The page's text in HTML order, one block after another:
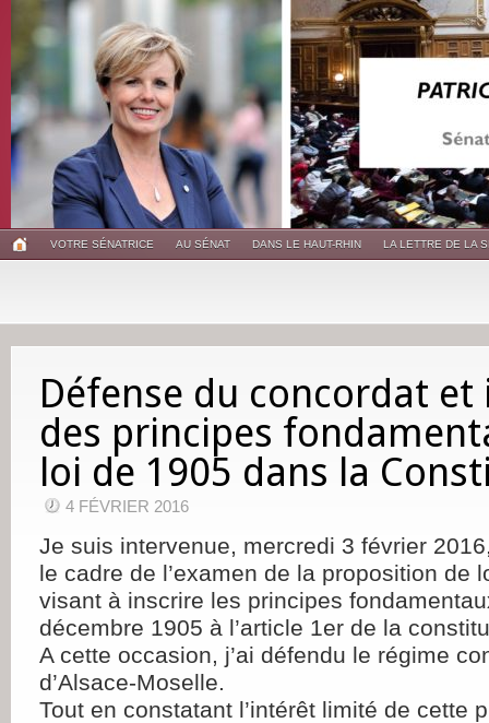
VOTRE SÉNATRICE AU SÉNAT DANS LE HAUT-RHIN LA LETTRE DE LA
Défense du concordat
des principes
loi de 1905 dans la
4 FÉVRIER 2016
Je suis intervenue, mercredi 3 février
le cadre de l’examen de la proposition de
visant à inscrire les principes
décembre 1905 à l’article 1er de la
A cette occasion, j’ai défendu le régime
d’Alsace-Moselle.
Tout en constatant l’intérêt limité de cette